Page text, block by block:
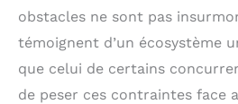
obstacles ne sont pas
témoignent d’un écosystème
que celui de certains
de peser ces contraintes face